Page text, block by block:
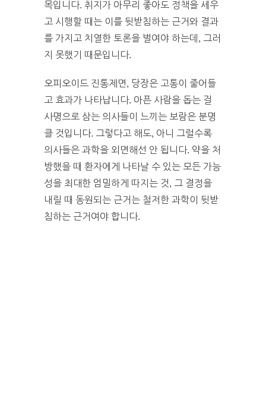
목입니다. 취지가 아무리 좋아도 정책을 세우
고 시행할 때는 이를 뒷받침하는 근거와 결과
를 가지고 치열한 토론을 벌여야 하는데, 그러
지 못했기 때문입니다.
오피오이드 진통제면, 당장은 고통이 줄어들
고 효과가 나타납니다. 아픈 사람을 돕는 걸
사명으로 삼는 의사들이 느끼는 보람은 분명
클 것입니다. 그렇다고 해도, 아니 그럴수록
의사들은 과학을 외면해선 안 됩니다. 약을 처
방했을 때 환자에게 나타날 수 있는 모든 가능
성을 최대한 엄밀하게 따지는 것, 그 결정을
내릴 때 동원되는 근거는 철저한 과학이 뒷받
침하는 근거여야 합니다.